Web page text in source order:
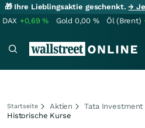
🎁 Ihre Lieblingsaktie geschenkt.→
DAX +0,69% Gold 0,00 % Öl (Brent)
Startseite Aktien
Tata Investment
Historische Kurse